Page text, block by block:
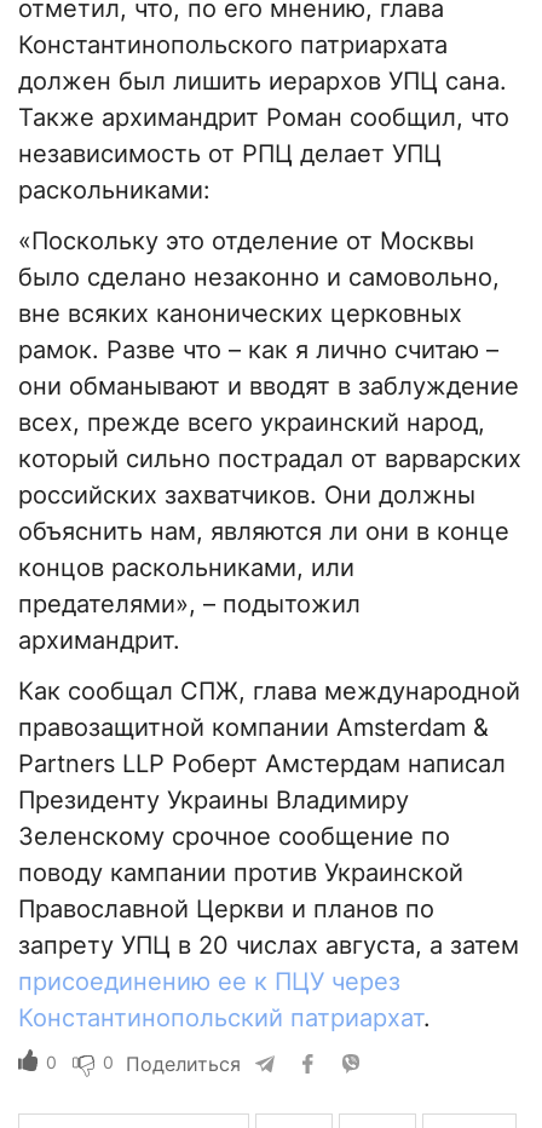
отметил, что, по его мнению, глава
Константинопольского патриархата
должен был лишить иерархов УПЦ сана.
Также архимандрит Роман сообщил, что
независимость от РПЦ делает УПЦ
раскольниками:
«Поскольку это отделение от Москвы
было сделано незаконно и самовольно,
вне всяких канонических церковных
рамок. Разве что – как я лично считаю –
они обманывают и вводят в заблуждение
всех, прежде всего украинский народ,
который сильно пострадал от варварских
российских захватчиков. Они должны
объяснить нам, являются ли они в конце
концов раскольниками, или
предателями», – подытожил
архимандрит.
Как сообщал СПЖ, глава международной
правозащитной компании Amsterdam &
Partners LLP Роберт Амстердам написал
Президенту Украины Владимиру
Зеленскому срочное сообщение по
поводу кампании против Украинской
Православной Церкви и планов по
запрету УПЦ в 20 числах августа, а затем
присоединению ее к ПЦУ через
Константинопольский патриархат.
0 0 Поделиться